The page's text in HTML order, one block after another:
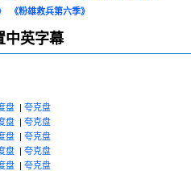
《粉雄救兵第六季》
中英字幕
盘 | 夸克盘
盘 | 夸克盘
盘 | 夸克盘
盘 | 夸克盘
盘 | 夸克盘